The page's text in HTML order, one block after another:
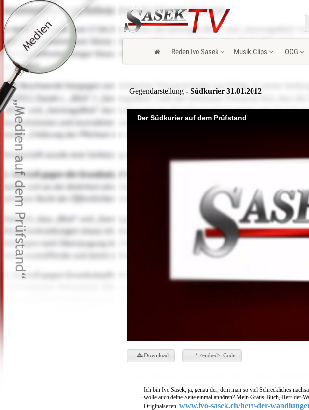
Reden Ivo Sasek Musik-Clips OCG
Gegendarstellung - Südkurier 31.01.2012
Der Südkurier auf dem Prüfstand
Download <embed>-Code
Ich bin Ivo Sasek, ja, genau der, dem man so viel Schreckliches
wolle auch deine Seite einmal anhören? Mein Gratis-Buch, Herr der
Originalseiten. www.ivo-sasek.ch/herr-der-